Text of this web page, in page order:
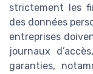
strictement les
des données
entreprises
journaux
garanties,